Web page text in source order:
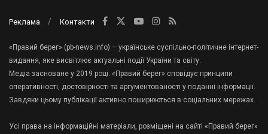
Реклама Контакти
«Правий берег» (pb-news.info) – українське суспільно-політичне інтернет-
видання, яке висвітлює актуальні події України та світу.
Медіа засноване у 2019 році. «Правий берег» сповідує принципи
оперативності, достовірності та аргументованості у поданні інформації.
Завдяки цьому публікації активно поширюються в соціальних мережах.
Усі права на інформаційні матеріали, розміщені на сайті «Правий берег»